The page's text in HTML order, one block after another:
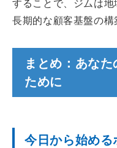
することで、ジムは地
長期的な顧客基盤の構
まとめ：あなた
ために
今日から始め